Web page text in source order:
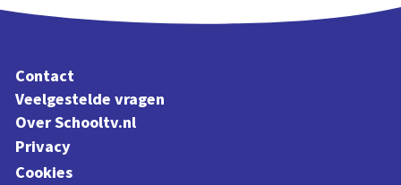
Contact
Veelgestelde vragen
Over Schooltv.nl
Privacy
Cookies